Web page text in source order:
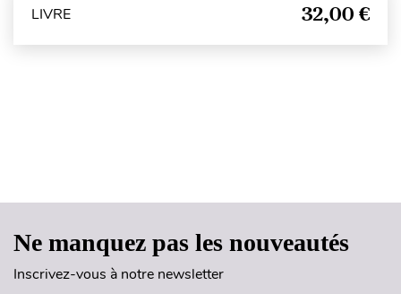
LIVRE 32,00 €
Ne manquez pas les nouveautés
Inscrivez-vous à notre newsletter